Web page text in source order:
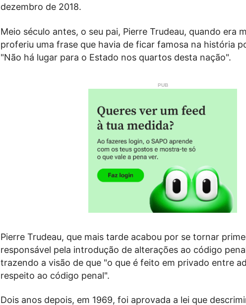
dezembro de 2018.
Meio século antes, o seu pai, Pierre Trudeau, quando era
proferiu uma frase que havia de ficar famosa na história
"Não há lugar para o Estado nos quartos desta nação".
Pierre Trudeau, que mais tarde acabou por se tornar
responsável pela introdução de alterações ao código
trazendo a visão de que "o que é feito em privado entre
respeito ao código penal".
Dois anos depois, em 1969, foi aprovada a lei que